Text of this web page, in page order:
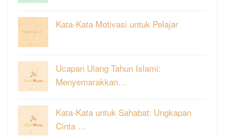
Kata-Kata Motivasi untuk Pelajar
Ucapan Ulang Tahun Islami:
Menyemarakkan…
Kata-Kata untuk Sahabat: Ungkapan
Cinta …